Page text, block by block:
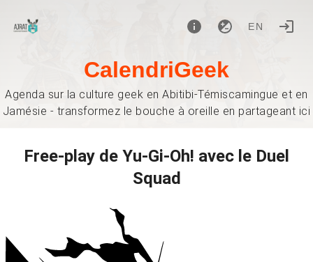
EN
CalendriGeek
Agenda sur la culture geek en Abitibi-Témiscamingue et en
Jamésie - transformez le bouche à oreille en partageant ici
Free-play de Yu-Gi-Oh! avec le Duel
Squad